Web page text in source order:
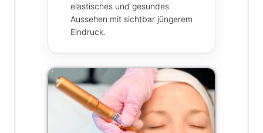
elastisches und gesundes
Aussehen mit sichtbar jüngerem
Eindruck.